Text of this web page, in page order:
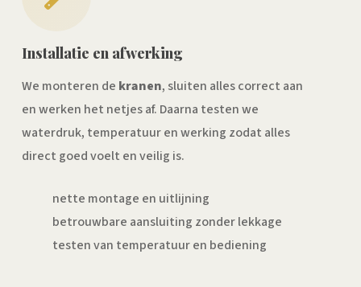
Installatie en afwerking
We monteren de kranen, sluiten alles correct aan
en werken het netjes af. Daarna testen we
waterdruk, temperatuur en werking zodat alles
direct goed voelt en veilig is.
nette montage en uitlijning
betrouwbare aansluiting zonder lekkage
testen van temperatuur en bediening